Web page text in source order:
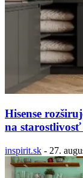
Hisense
na starostlivosť
inspirit.sk - 27.